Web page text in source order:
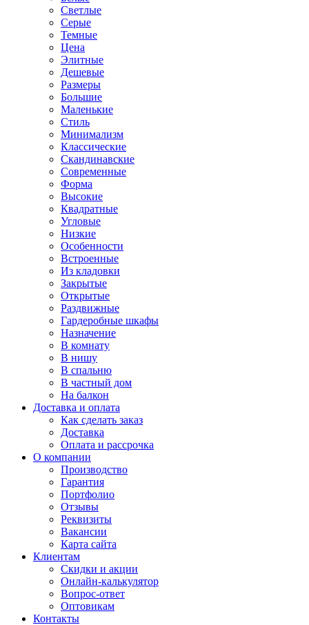
Светлые
Серые
Темные
Цена
Элитные
Дешевые
Размеры
Большие
Маленькие
Стиль
Минимализм
Классические
Скандинавские
Современные
Форма
Высокие
Квадратные
Угловые
Низкие
Особенности
Встроенные
Из кладовки
Закрытые
Открытые
Раздвижные
Гардеробные шкафы
Назначение
В комнату
В нишу
В спальню
В частный дом
На балкон
Доставка и оплата
Как сделать заказ
Доставка
Оплата и рассрочка
О компании
Производство
Гарантия
Портфолио
Отзывы
Реквизиты
Вакансии
Карта сайта
Клиентам
Скидки и акции
Онлайн-калькулятор
Вопрос-ответ
Оптовикам
Контакты